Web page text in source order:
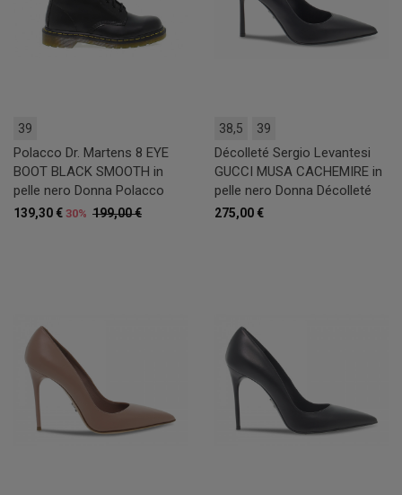
39
Polacco Dr. Martens 8 EYE
BOOT BLACK SMOOTH in
pelle nero Donna Polacco
199,00 €
139,30 € 30%
38,5 39
Décolleté Sergio Levantesi
GUCCI MUSA CACHEMIRE in
pelle nero Donna Décolleté
275,00 €